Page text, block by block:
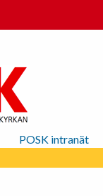
POSK intranät